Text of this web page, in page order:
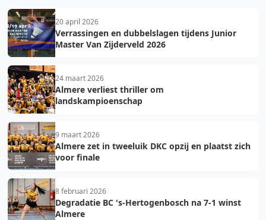
20 april 2026
Verrassingen en dubbelslagen tijdens Junior
Master Van Zijderveld 2026
24 maart 2026
Almere verliest thriller om
landskampioenschap
9 maart 2026
Almere zet in tweeluik DKC opzij en plaatst zich
voor finale
8 februari 2026
Degradatie BC 's-Hertogenbosch na 7-1 winst
Almere